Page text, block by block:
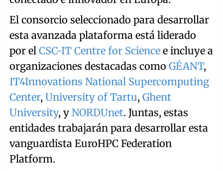
El consorcio seleccionado para desarrollar
esta avanzada plataforma está liderado
por el CSC-IT Centre for Science e incluye a
organizaciones destacadas como GÉANT,
IT4Innovations National Supercomputing
Center, University of Tartu, Ghent
University, y NORDUnet. Juntas, estas
entidades trabajarán para desarrollar esta
vanguardista EuroHPC Federation
Platform.